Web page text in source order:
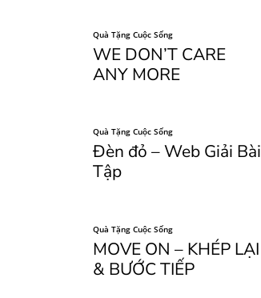
Quà Tặng Cuộc Sống
WE DON’T CARE
ANY MORE
Quà Tặng Cuộc Sống
Đèn đỏ – Web Giải Bài
Tập
Quà Tặng Cuộc Sống
MOVE ON – KHÉP LẠI
& BƯỚC TIẾP